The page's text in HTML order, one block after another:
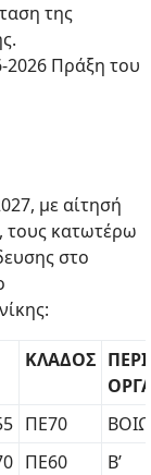
της
2026 Πράξη του
με αίτησή
τους κατωτέρω
στο
ΚΛΑΔΟΣ
ΠΕ70
ΠΕ60
Β’